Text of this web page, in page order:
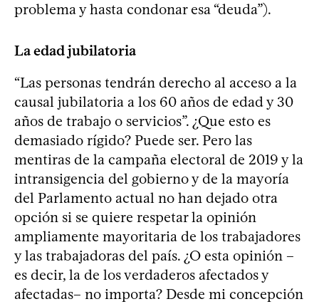
problema y hasta condonar esa “deuda”).
La edad jubilatoria
“Las personas tendrán derecho al acceso a la
causal jubilatoria a los 60 años de edad y 30
años de trabajo o servicios”. ¿Que esto es
demasiado rígido? Puede ser. Pero las
mentiras de la campaña electoral de 2019 y la
intransigencia del gobierno y de la mayoría
del Parlamento actual no han dejado otra
opción si se quiere respetar la opinión
ampliamente mayoritaria de los trabajadores
y las trabajadoras del país. ¿O esta opinión –
es decir, la de los verdaderos afectados y
afectadas– no importa? Desde mi concepción